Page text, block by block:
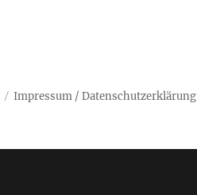
Impressum / Datenschutzerklärung